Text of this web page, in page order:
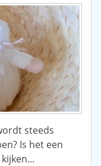
steeds
Is het een